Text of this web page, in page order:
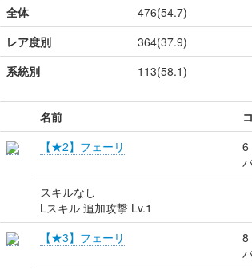
全体
476(54.7)
レア度別
364(37.9)
系統別
113(58.1)
名前
【★2】フェーリ
6
スキルなし
Lスキル 追加攻撃 Lv.1
【★3】フェーリ
8